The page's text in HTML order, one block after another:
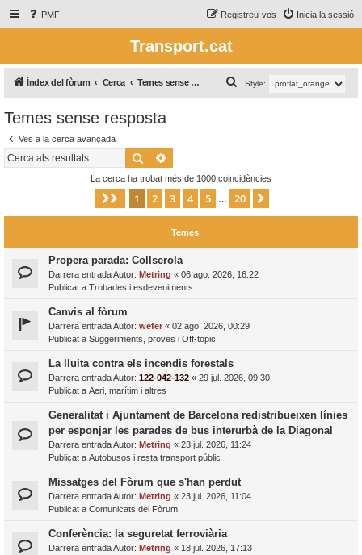
PMF Inicia la sessió
Registreu-vos
Transport.cat
Índex del fòrum Cerca Temes sense resposta Style:
e
Temes sense resposta
Ves a la cerca avançada
Cerca
La cerca ha trobat més de 1000 coincidències
Pàgina de 20
1 2 3 4 5 20
Temes
Propera parada: Collserola
Darrera entrada Autor: Metring « 06 ago. 2026, 16:22
Publicat a Trobades i esdeveniments
Canvis al fòrum
Darrera entrada Autor: wefer « 02 ago. 2026, 00:29
Publicat a Suggeriments, proves i Off-topic
La lluita contra els incendis forestals
Darrera entrada Autor: 122-042-132 « 29 jul. 2026, 09:30
Publicat a Aeri, marítim i altres
Generalitat i Ajuntament de Barcelona redistribueixen línies
per esponjar les parades de bus interurbà de la Diagonal
Darrera entrada Autor: Metring « 23 jul. 2026, 11:24
Publicat a Autobusos i resta transport públic
Missatges del Fòrum que s'han perdut
Darrera entrada Autor: Metring « 23 jul. 2026, 11:04
Publicat a Comunicats del Fòrum
Conferència: la seguretat ferroviària
Darrera entrada Autor: Metring « 18 jul. 2026, 17:13